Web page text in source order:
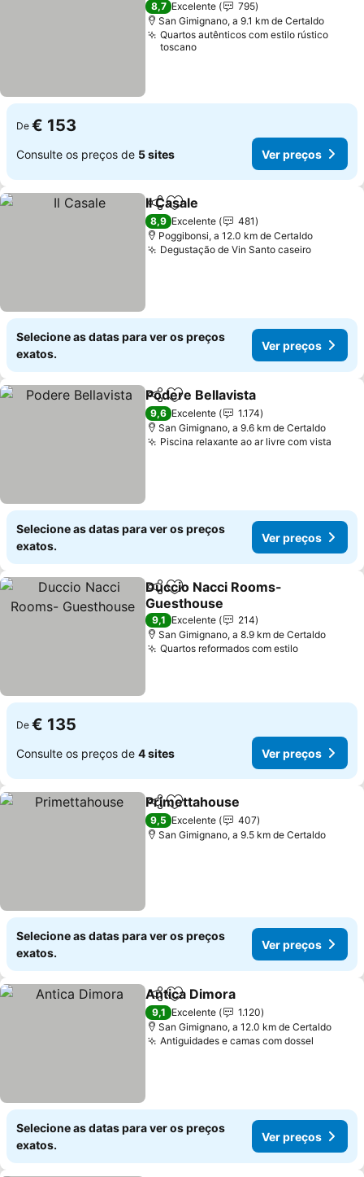
8,7 Excelente
795
San Gimignano, a 9.1 km de Certaldo
Quartos autênticos com estilo rústico
toscano
De € 153
Consulte os preços de 5 sites Ver preços
PartilharAdicionar aos favoritos
Il Casale
8,9 Excelente
481
Poggibonsi, a 12.0 km de Certaldo
Degustação de Vin Santo caseiroVer
Selecione as datas para ver os preços
exatos.
Ver preços
PartilharAdicionar aos favoritos
Podere Bellavista
9,6 Excelente
1.174
San Gimignano, a 9.6 km de Certaldo
Piscina relaxante ao ar livre com vista
Selecione as datas para ver os preços
exatos.
Ver preços
PartilharAdicionar aos favoritos
Duccio Nacci Rooms-
Guesthouse
Ver preços
9,1 Excelente
214
San Gimignano, a 8.9 km de Certaldo
Quartos reformados com estiloVer preços
De € 135
Consulte os preços de 4 sites Ver preços
PartilharAdicionar aos favoritos
Primettahouse
9,5 Excelente
407
San Gimignano, a 9.5 km de Certaldo
Selecione as datas para ver os preços
exatos.
Ver preços
PartilharAdicionar aos favoritos
Antica Dimora
9,1 Excelente
1.120
San Gimignano, a 12.0 km de Certaldo
Antiguidades e camas com dossel
Selecione as datas para ver os preços
exatos.
Ver preços